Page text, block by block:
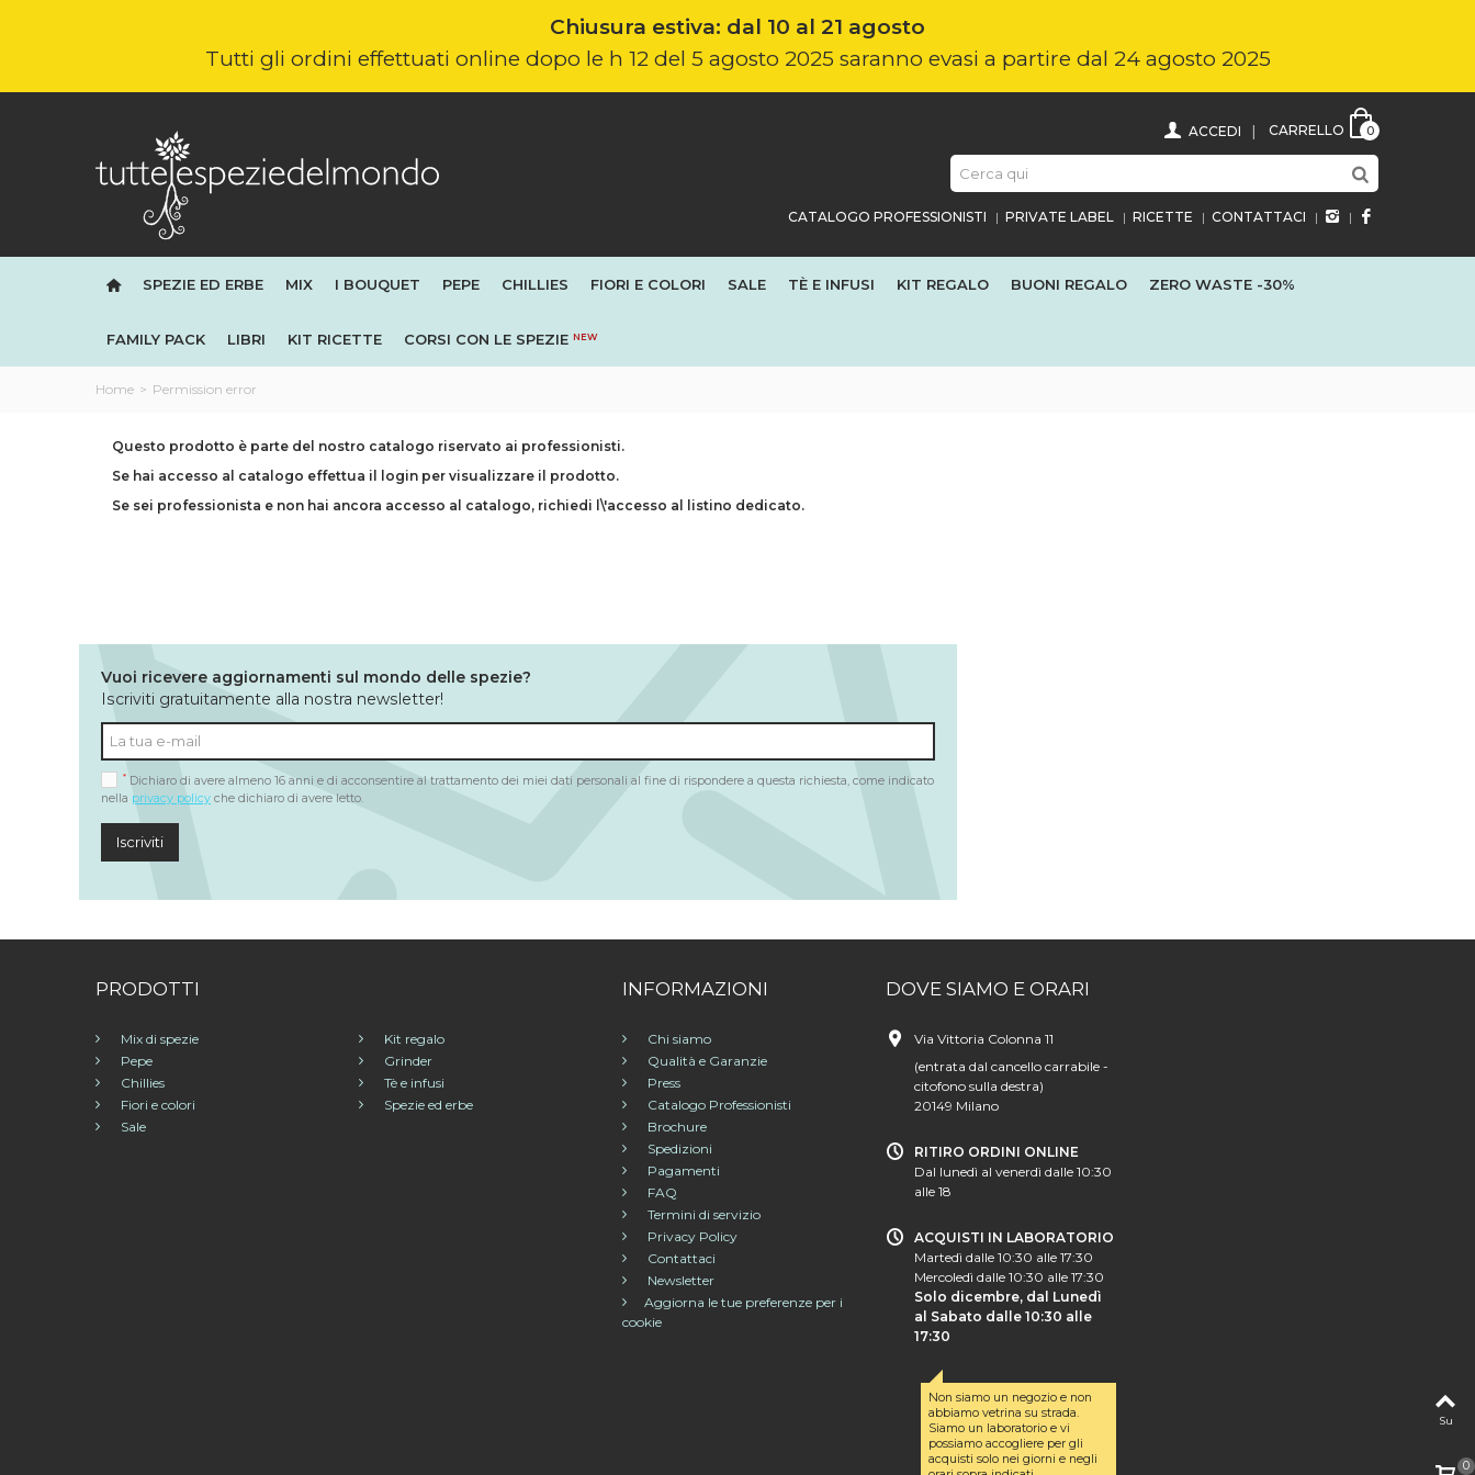
Chiusura estiva: dal 10 al 21 agosto
Tutti gli ordini effettuati online dopo le h 12 del 5 agosto 2025 saranno evasi a partire dal 24 agosto 2025
0
CARRELLO
ACCEDI
CONTATTACI
RICETTE
PRIVATE LABEL
CATALOGO PROFESSIONISTI
SPEZIE ED ERBE MIX I BOUQUET PEPE CHILLIES FIORI E COLORI SALE TÈ E INFUSI KIT REGALO BUONI REGALO ZERO WASTE -30%
FAMILY PACK LIBRI KIT RICETTE CORSI CON LE SPEZIE NEW
Home > Permission error
Questo prodotto è parte del nostro catalogo riservato ai professionisti.
Se hai accesso al catalogo effettua il login per visualizzare il prodotto.
Se sei professionista e non hai ancora accesso al catalogo, richiedi l\'accesso al listino dedicato.
Vuoi ricevere aggiornamenti sul mondo delle spezie?
Iscriviti gratuitamente alla nostra newsletter!
* Dichiaro di avere almeno 16 anni e di acconsentire al trattamento dei miei dati personali al fine di rispondere a questa richiesta, come indicato
nella privacy policy che dichiaro di avere letto.
Iscriviti
PRODOTTI
Mix di spezie
Pepe
Chillies
Fiori e colori
Sale
Kit regalo
Grinder
Tè e infusi
Spezie ed erbe
INFORMAZIONI
Chi siamo
Qualità e Garanzie
Press
Catalogo Professionisti
Brochure
Spedizioni
Pagamenti
FAQ
Termini di servizio
Privacy Policy
Contattaci
Newsletter
Aggiorna le tue preferenze per i
cookie
DOVE SIAMO E ORARI
Via Vittoria Colonna 11
(entrata dal cancello carrabile -
citofono sulla destra)
20149 Milano
RITIRO ORDINI ONLINE
Dal lunedì al venerdì dalle 10:30
alle 18
ACQUISTI IN LABORATORIO
Martedì dalle 10:30 alle 17:30
Mercoledì dalle 10:30 alle 17:30
Solo dicembre, dal Lunedì
al Sabato dalle 10:30 alle
17:30
Non siamo un negozio e non
abbiamo vetrina su strada.
Siamo un laboratorio e vi
possiamo accogliere per gli
acquisti solo nei giorni e negli
Su
0